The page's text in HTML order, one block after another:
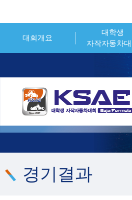
대회개요
대회소개
시상내역
조직위원회
대회 운영 오피셜
대학생
자작자동차
대회일정
참가신청
시상내역
경기결과